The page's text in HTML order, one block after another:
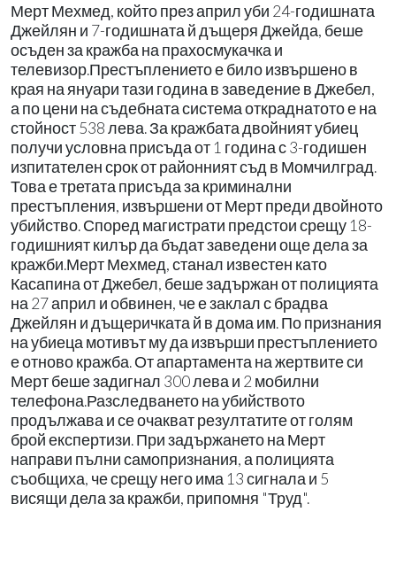
Мерт Мехмед, който през април уби 24-годишната
Джейлян и 7-годишната й дъщеря Джейда, беше
осъден за кражба на прахосмукачка и
телевизор.Престъплението е било извършено в
края на януари тази година в заведение в Джебел,
а по цени на съдебната система откраднатото е на
стойност 538 лева. За кражбата двойният убиец
получи условна присъда от 1 година с 3-годишен
изпитателен срок от районният съд в Момчилград.
Това е третата присъда за криминални
престъпления, извършени от Мерт преди двойното
убийство. Според магистрати предстои срещу 18-
годишният килър да бъдат заведени още дела за
кражби.Мерт Мехмед, станал известен като
Касапина от Джебел, беше задържан от полицията
на 27 април и обвинен, че е заклал с брадва
Джейлян и дъщеричката й в дома им. По признания
на убиеца мотивът му да извърши престъплението
е отново кражба. От апартамента на жертвите си
Мерт беше задигнал 300 лева и 2 мобилни
телефона.Разследването на убийството
продължава и се очакват резултатите от голям
брой експертизи. При задържането на Мерт
направи пълни самопризнания, а полицията
съобщиха, че срещу него има 13 сигнала и 5
висящи дела за кражби, припомня "Труд".